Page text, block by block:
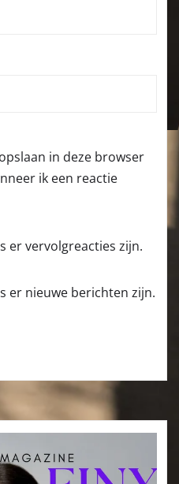
in deze browser
ik een reactie
er vervolgreacties zijn.
er nieuwe berichten zijn.